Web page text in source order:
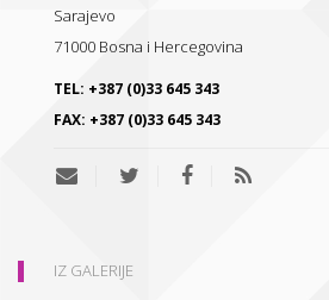
Sarajevo
71000 Bosna i Hercegovina
TEL: +387 (0)33 645 343
FAX: +387 (0)33 645 343
IZ GALERIJE